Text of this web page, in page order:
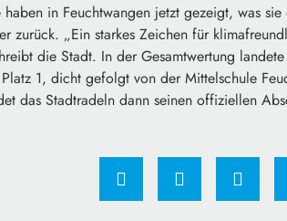
in Feuchtwangen jetzt gezeigt, was
zurück. „Ein starkes Zeichen für
die Stadt. In der Gesamtwertung
1, dicht gefolgt von der Mittelschule
das Stadtradeln dann seinen offiziellen